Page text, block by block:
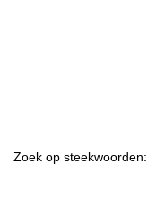
Zoek op steekwoorden: